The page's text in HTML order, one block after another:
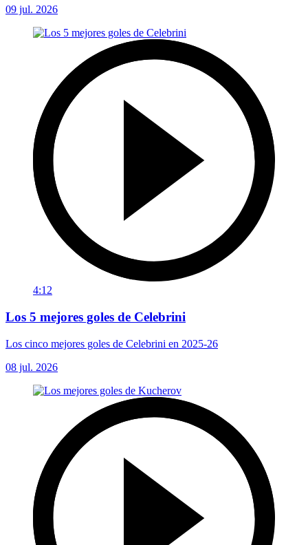
09 jul. 2026
4:12
Los 5 mejores goles de Celebrini
Los cinco mejores goles de Celebrini en 2025-26
08 jul. 2026